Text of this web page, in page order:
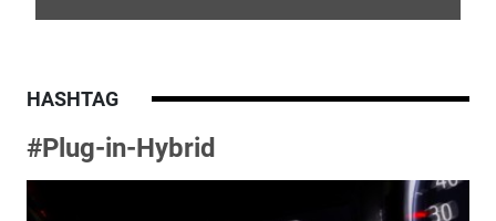
HASHTAG
#Plug-in-Hybrid